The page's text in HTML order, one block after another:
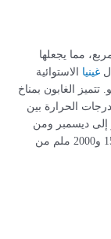
267 ألف كيلومتر مربع، مما يجعلها
غينيا الاستوائية
الغابون بمناخ
الحرارة بين
إلى ديسمبر ومن
أواخر فبراير إلى مايو، حيث تتلقى البلاد ما بين 1500 و2000 ملم من